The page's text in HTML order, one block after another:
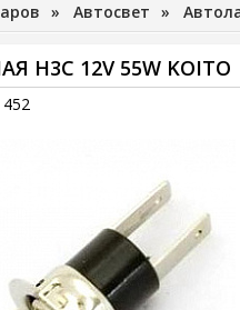
» Автосвет »
H3C 12V 55W KOITO
452